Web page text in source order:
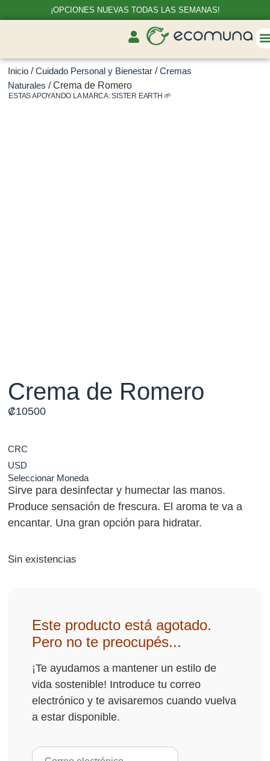
¡OPCIONES NUEVAS TODAS LAS SEMANAS!
Inicio /Cuidado Personal y Bienestar /Cremas
Naturales / Crema de Romero
ESTAS APOYANDO LA MARCA:SISTER EARTH 🌱
Crema de Romero
₡10500
CRC
USD
Seleccionar Moneda
Sirve para desinfectar y humectar las manos.
Produce sensación de frescura. El aroma te va a
encantar. Una gran opción para hidratar.
Sin existencias
Este producto está agotado.
Pero no te preocupés...
¡Te ayudamos a mantener un estilo de
vida sostenible! Introduce tu correo
electrónico y te avisaremos cuando vuelva
a estar disponible.